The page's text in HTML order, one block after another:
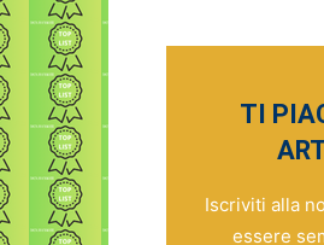
TI
Iscriviti alla
essere